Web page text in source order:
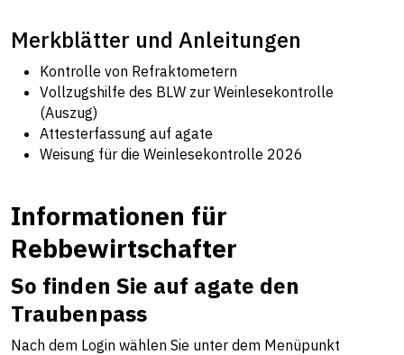
Merkblätter und Anleitungen
Kontrolle von Refraktometern
Vollzugshilfe des BLW zur Weinlesekontrolle
(Auszug)
Attesterfassung auf agate
Weisung für die Weinlesekontrolle 2026
Informationen für
Rebbewirtschafter
So finden Sie auf agate den
Traubenpass
Nach dem Login wählen Sie unter dem Menüpunkt